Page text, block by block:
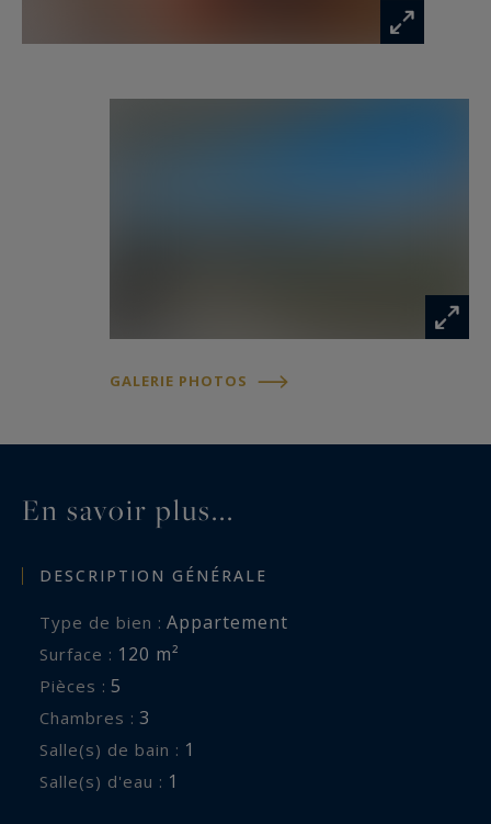
GALERIE PHOTOS
En savoir plus...
DESCRIPTION GÉNÉRALE
Type de bien : Appartement
Surface : 120 m²
Pièces : 5
Chambres : 3
Salle(s) de bain : 1
Salle(s) d'eau : 1